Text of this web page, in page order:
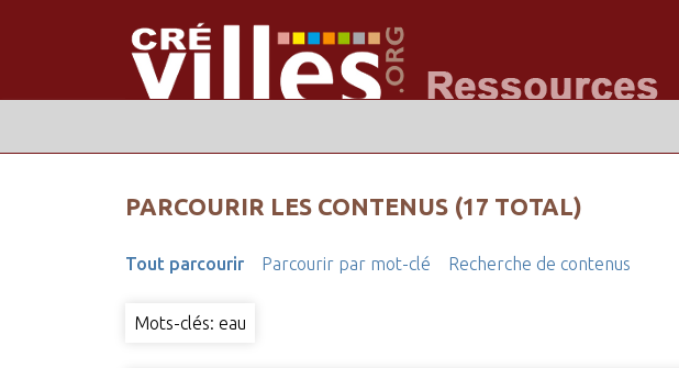
PARCOURIR LES CONTENUS (17 TOTAL)
Tout parcourir Parcourir par mot-clé Recherche de contenus
Mots-clés: eau